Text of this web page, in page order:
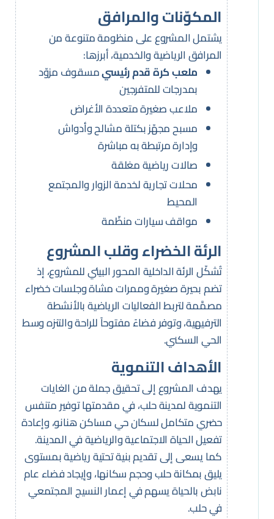
المكوّنات والمرافق
يشتمل المشروع على منظومة متنوعة من
المرافق الرياضية والخدمية، أبرزها:
ملعب كرة قدم رئيسيمسقوف مزوّد
بمدرجات للمتفرجين
ملاعب صغيرة متعددة الأغراض
مسبح مجهّز بكتلة مشالح وأدواش
وإدارة مرتبطة به مباشرة
صالات رياضية مغلقة
محلات تجارية لخدمة الزوار والمجتمع
المحيط
مواقف سيارات منظّمة
الرئة الخضراء وقلب المشروع
تُشكّل الرئة الداخلية المحور البيئي للمشروع، إذ
تضم بحيرة صغيرة وممرات مشاة وجلسات خضراء
مصمَّمة لتربط الفعاليات الرياضية بالأنشطة
الترفيهية، وتوفر فضاءً مفتوحاً للراحة والتنزه وسط
الحي السكني.
الأهداف التنموية
يهدف المشروع إلى تحقيق جملة من الغايات
التنموية لمدينة حلب، في مقدمتها توفير متنفس
حضري متكامل لسكان حي مساكن هنانو، وإعادة
تفعيل الحياة الاجتماعية والرياضية في المدينة.
كما يسعى إلى تقديم بنية تحتية رياضية بمستوى
يليق بمكانة حلب وحجم سكانها، وإيجاد فضاء عام
نابض بالحياة يسهم في إعمار النسيج المجتمعي
في حلب.